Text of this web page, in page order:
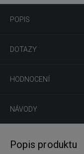
POPIS
DOTAZY
HODNOCENÍ
NÁVODY
Popis produktu